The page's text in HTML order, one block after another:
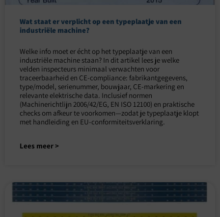
Wat staat er verplicht op een typeplaatje van een
industriële machine?
Welke info moet er écht op het typeplaatje van een
industriële machine staan? In dit artikel lees je welke
velden inspecteurs minimaal verwachten voor
traceerbaarheid en CE-compliance: fabrikantgegevens,
type/model, serienummer, bouwjaar, CE-markering en
relevante elektrische data. Inclusief normen
(Machinerichtlijn 2006/42/EG, EN ISO 12100) en praktische
checks om afkeur te voorkomen—zodat je typeplaatje klopt
met handleiding en EU-conformiteitsverklaring.
Lees meer >